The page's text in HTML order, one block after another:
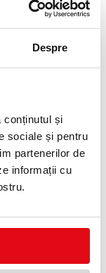
Despre
conținutul și
sociale și pentru
partenerilor de
informații cu
Tehnologie